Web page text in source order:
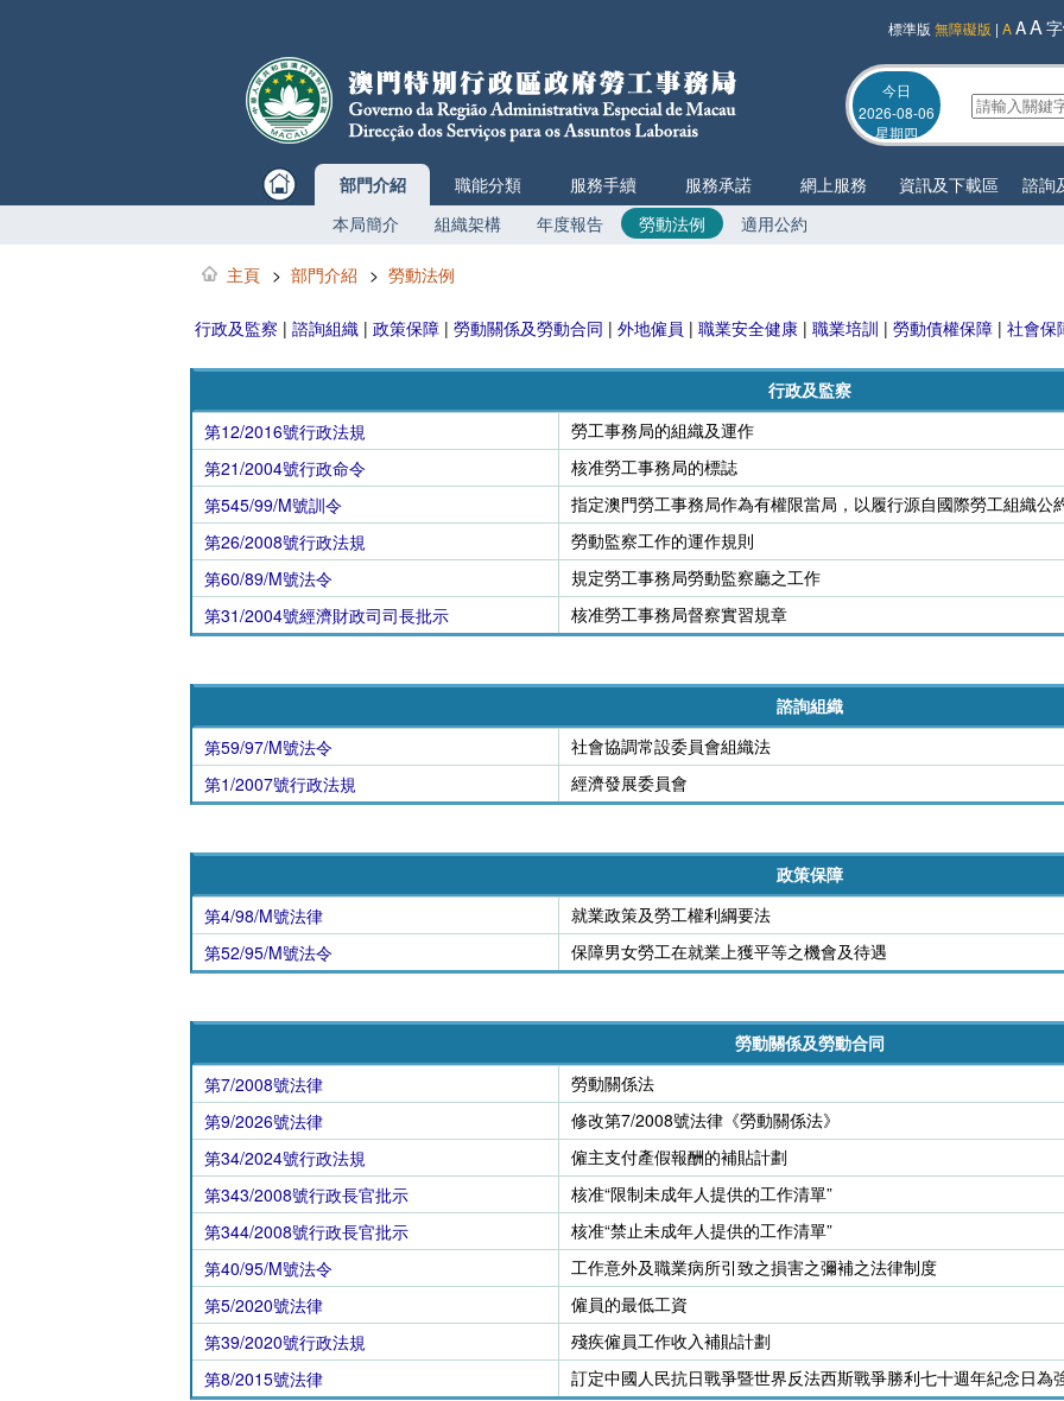
標準版 無障礙版 | AAA
今日
2026-08-06
星期四
部門介紹
本局簡介
組織架構 年度報告 勞動法例 適用公約
職能分類 服務手續 服務承諾 網上服務 資訊及下載區 諮詢
主頁 > 部門介紹 > 勞動法例
行政及監察 | 諮詢組織 | 政策保障 | 勞動關係及勞動合同 | 外地僱員 | 職業安全健康 | 職業培訓 | 勞動債權保障 | 社會保
行政及監察
第12/2016號行政法規
勞工事務局的組織及運作
第21/2004號行政命令
核准勞工事務局的標誌
第545/99/M號訓令
指定澳門勞工事務局作為有權限當局，以履行源自國際勞工組織公
第26/2008號行政法規
勞動監察工作的運作規則
第60/89/M號法令
規定勞工事務局勞動監察廳之工作
第31/2004號經濟財政司司長批示
核准勞工事務局督察實習規章
諮詢組織
第59/97/M號法令
社會協調常設委員會組織法
第1/2007號行政法規
經濟發展委員會
政策保障
第4/98/M號法律
就業政策及勞工權利綱要法
第52/95/M號法令
保障男女勞工在就業上獲平等之機會及待遇
勞動關係及勞動合同
第7/2008號法律
勞動關係法
第9/2026號法律
修改第7/2008號法律《勞動關係法》
第34/2024號行政法規
僱主支付產假報酬的補貼計劃
第343/2008號行政長官批示
核准“限制未成年人提供的工作清單”
第344/2008號行政長官批示
核准“禁止未成年人提供的工作清單”
第40/95/M號法令
工作意外及職業病所引致之損害之彌補之法律制度
第5/2020號法律
僱員的最低工資
第39/2020號行政法規
殘疾僱員工作收入補貼計劃
第8/2015號法律
訂定中國人民抗日戰爭暨世界反法西斯戰爭勝利七十週年紀念日為